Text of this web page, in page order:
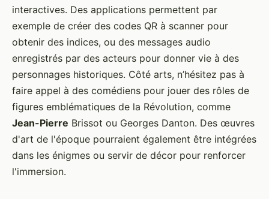
interactives. Des applications permettent par
exemple de créer des codes QR à scanner pour
obtenir des indices, ou des messages audio
enregistrés par des acteurs pour donner vie à des
personnages historiques. Côté arts, n’hésitez pas à
faire appel à des comédiens pour jouer des rôles de
figures emblématiques de la Révolution, comme
Jean-Pierre Brissot ou Georges Danton. Des œuvres
d'art de l'époque pourraient également être intégrées
dans les énigmes ou servir de décor pour renforcer
l'immersion.